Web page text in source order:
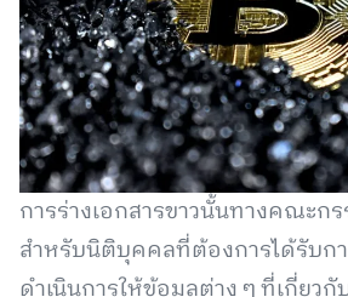
การร่างเอกสารขาวนั้นทางคณะกร
สำหรับนิติบุคคลที่ต้องการได้รับก